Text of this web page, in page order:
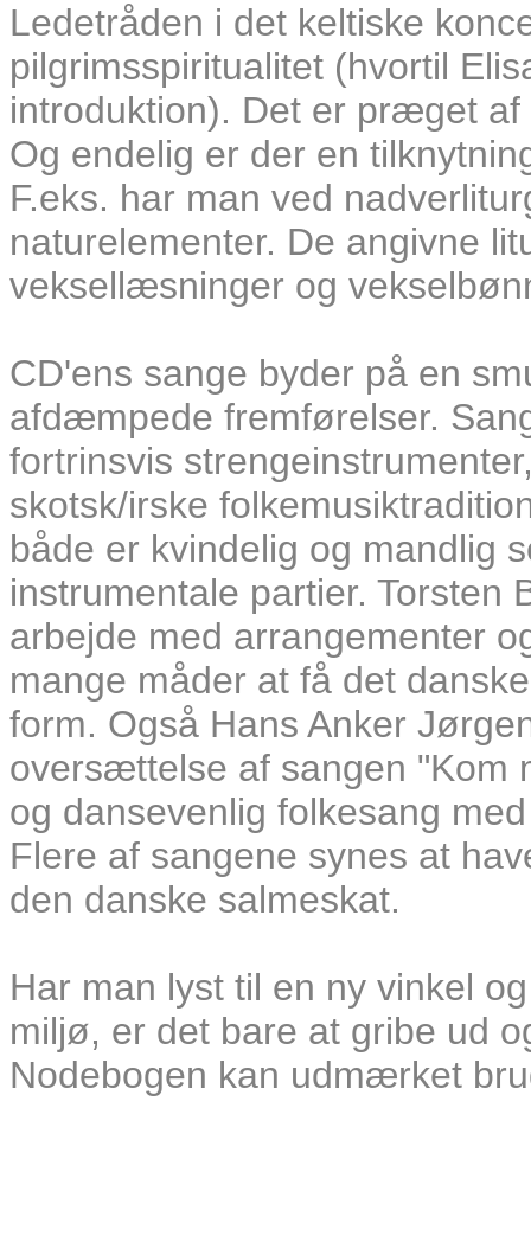
Ledetråden i det keltiske
pilgrimsspiritualitet (hvortil
introduktion). Det er præget
Og endelig er der en
F.eks. har man ved
naturelementer. De angivne
veksellæsninger og
CD'ens sange byder på en
afdæmpede fremførelser.
fortrinsvis
skotsk/irske
både er kvindelig og mandlig
instrumentale partier. Torsten
arbejde med arrangementer
mange måder at få det
form. Også Hans Anker
oversættelse af sangen "Kom
og dansevenlig folkesang
Flere af sangene synes at
den danske salmeskat.
Har man lyst til en ny vinkel
miljø, er det bare at gribe ud
Nodebogen kan udmærket